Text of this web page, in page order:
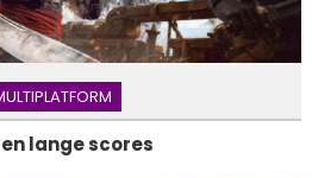
lange scores